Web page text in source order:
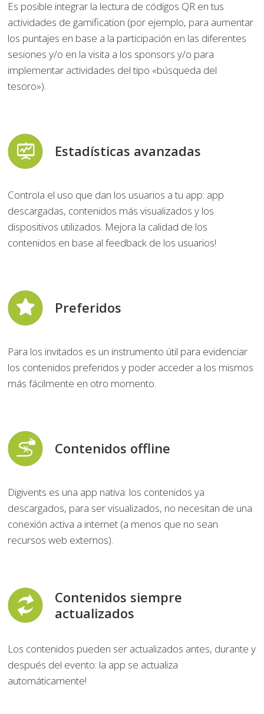
Es posible integrar la lectura de códigos QR en tus
actividades de gamification (por ejemplo, para aumentar
los puntajes en base a la participación en las diferentes
sesiones y/o en la visita a los sponsors y/o para
implementar actividades del tipo «búsqueda del
tesoro»).
Estadísticas avanzadas
Controla el uso que dan los usuarios a tu app: app
descargadas, contenidos más visualizados y los
dispositivos utilizados. Mejora la calidad de los
contenidos en base al feedback de los usuarios!
Preferidos
Para los invitados es un instrumento útil para evidenciar
los contenidos preferidos y poder acceder a los mismos
más fácilmente en otro momento.
Contenidos offline
Digivents es una app nativa: los contenidos ya
descargados, para ser visualizados, no necesitan de una
conexión activa a internet (a menos que no sean
recursos web externos).
Contenidos siempre
actualizados
Los contenidos pueden ser actualizados antes, durante y
después del evento: la app se actualiza
automáticamente!